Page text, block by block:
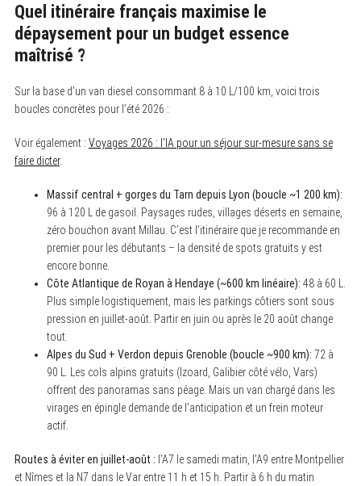
Quel itinéraire français maximise le
dépaysement pour un budget essence
maîtrisé ?
Sur la base d’un van diesel consommant 8 à 10 L/100 km, voici trois
boucles concrètes pour l’été 2026 :
Voir également : Voyages 2026 : l’IA pour un séjour sur-mesure sans se
faire dicter.
Massif central + gorges du Tarn depuis Lyon (boucle ~1 200 km):
96 à 120 L de gasoil. Paysages rudes, villages déserts en semaine,
zéro bouchon avant Millau. C’est l’itinéraire que je recommande en
premier pour les débutants – la densité de spots gratuits y est
encore bonne.
Côte Atlantique de Royan à Hendaye (~600 km linéaire): 48 à 60 L.
Plus simple logistiquement, mais les parkings côtiers sont sous
pression en juillet-août. Partir en juin ou après le 20 août change
tout.
Alpes du Sud + Verdon depuis Grenoble (boucle ~900 km): 72 à
90 L. Les cols alpins gratuits (Izoard, Galibier côté vélo, Vars)
offrent des panoramas sans péage. Mais un van chargé dans les
virages en épingle demande de l’anticipation et un frein moteur
actif.
Routes à éviter en juillet-août : l’A7 le samedi matin, l’A9 entre Montpellier
et Nîmes et la N7 dans le Var entre 11 h et 15 h. Partir à 6 h du matin
a
c
h
f
r